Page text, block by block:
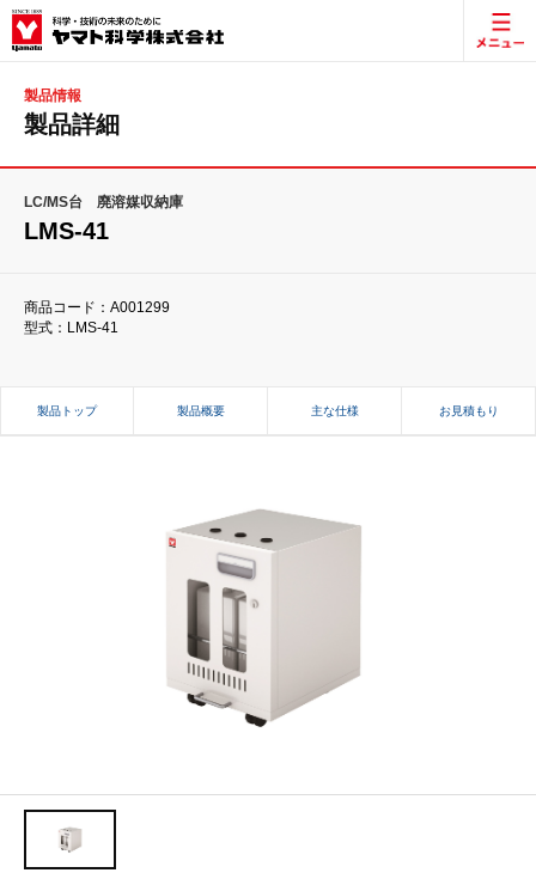
製品情報
製品詳細
LC/MS台 廃溶媒収納庫
LMS-41
商品コード：A001299
型式：LMS-41
製品トップ 製品概要 主な仕様 お見積もり